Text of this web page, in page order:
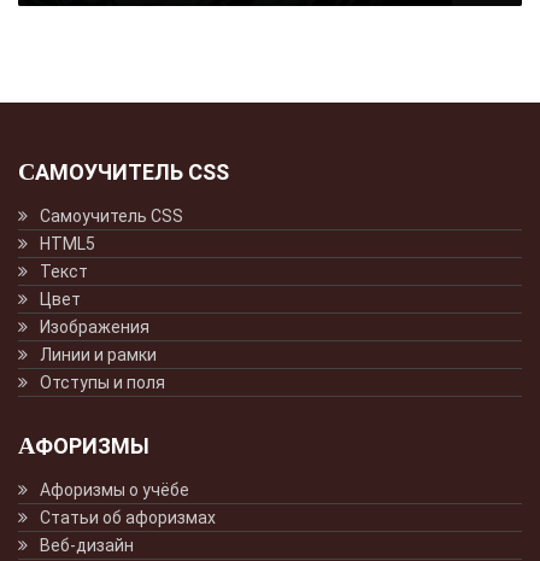
САМОУЧИТЕЛЬ CSS
Самоучитель CSS
HTML5
Текст
Цвет
Изображения
Линии и рамки
Отступы и поля
АФОРИЗМЫ
Афоризмы о учёбе
Статьи об афоризмах
Веб-дизайн